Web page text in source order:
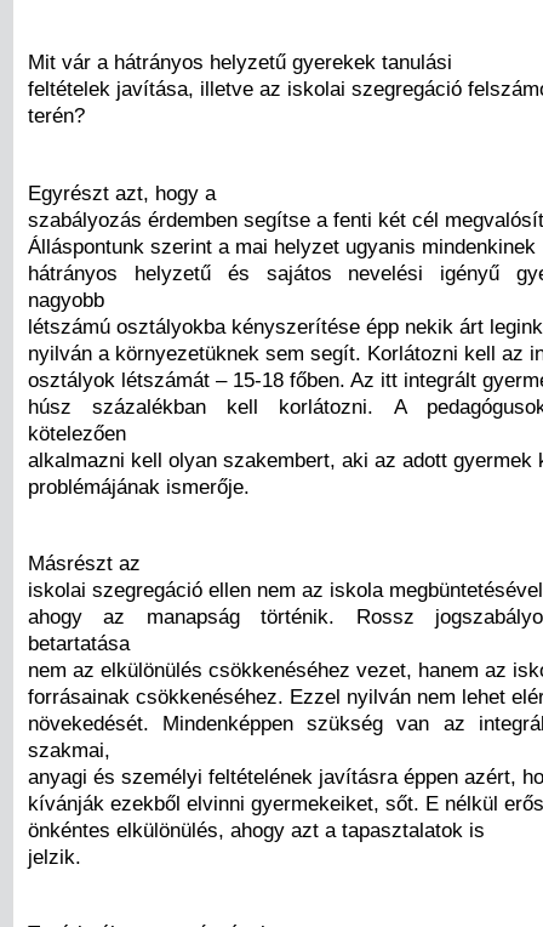
Mit vár a hátrányos helyzetű gyerekek tanulási
feltételek javítása, illetve az iskolai szegregáció
terén?
Egyrészt azt, hogy a
szabályozás érdemben segítse a fenti két cél
Álláspontunk szerint a mai helyzet ugyanis mindenkinek
hátrányos helyzetű és sajátos nevelési igényű
nagyobb
létszámú osztályokba kényszerítése épp nekik árt
nyilván a környezetüknek sem segít. Korlátozni kell az
osztályok létszámát – 15-18 főben. Az itt integrált
húsz százalékban kell korlátozni. A
kötelezően
alkalmazni kell olyan szakembert, aki az adott gyermek
problémájának ismerője.
Másrészt az
iskolai szegregáció ellen nem az iskola
ahogy az manapság történik. Rossz
betartatása
nem az elkülönülés csökkenéséhez vezet, hanem az
forrásainak csökkenéséhez. Ezzel nyilván nem lehet
növekedését. Mindenképpen szükség van az
szakmai,
anyagi és személyi feltételének javításra éppen azért,
kívánják ezekből elvinni gyermekeiket, sőt. E nélkül
önkéntes elkülönülés, ahogy azt a tapasztalatok is
jelzik.